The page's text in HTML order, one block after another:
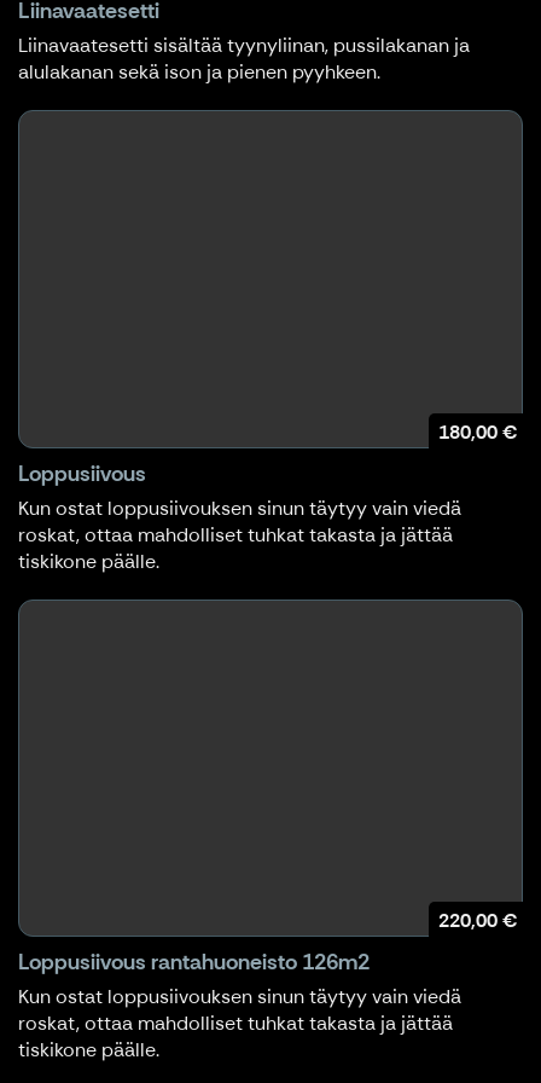
Liinavaatesetti
Liinavaatesetti sisältää tyynyliinan, pussilakanan ja
alulakanan sekä ison ja pienen pyyhkeen.
180,00 €
Loppusiivous
Kun ostat loppusiivouksen sinun täytyy vain viedä
roskat, ottaa mahdolliset tuhkat takasta ja jättää
tiskikone päälle.
220,00 €
Loppusiivous rantahuoneisto 126m2
Kun ostat loppusiivouksen sinun täytyy vain viedä
roskat, ottaa mahdolliset tuhkat takasta ja jättää
tiskikone päälle.